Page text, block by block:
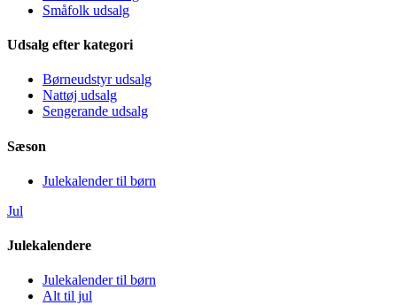
Småfolk udsalg
Udsalg efter kategori
Børneudstyr udsalg
Nattøj udsalg
Sengerande udsalg
Sæson
Julekalender til børn
Jul
Julekalendere
Julekalender til børn
Alt til jul